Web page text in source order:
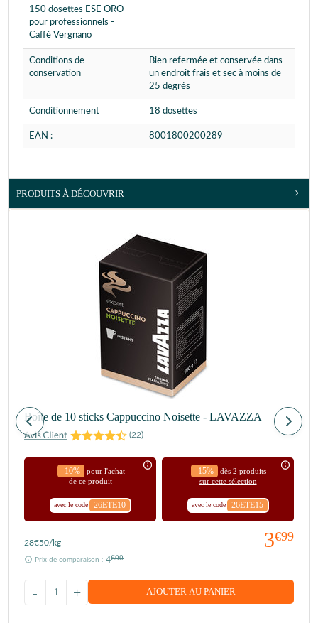
150 dosettes ESE ORO
pour professionnels -
Caffè Vergnano
Conditions de
conservation
Bien refermée et conservée dans
un endroit frais et sec à moins de
25 degrés
Conditionnement 18 dosettes
EAN : 8001800200289
PRODUITS À DÉCOUVRIR
Boîte de 10 sticks Cappuccino Noisette - LAVAZZA
(22)
-10%
pour l'achat
de ce produit
avec le code 26ETE10
-15%
dès 2 produits
sur cette sélection
avec le code 26ETE15
3€99
28€50/kg
Prix de comparaison : 4€00
+
- AJOUTER AU PANIER